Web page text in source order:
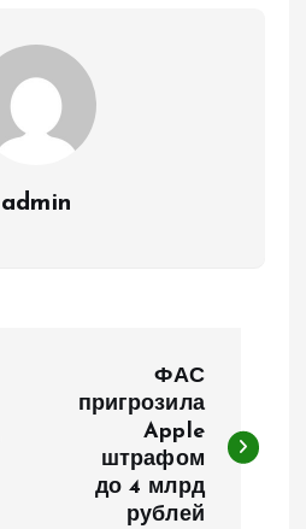
admin
ФАС
пригрозила
Apple
штрафом
до 4 млрд
рублей